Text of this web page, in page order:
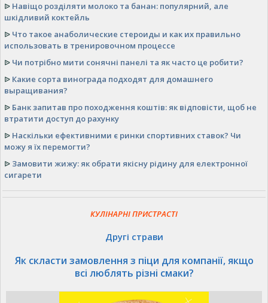
ᐉ Навіщо розділяти молоко та банан: популярний, але
шкідливий коктейль
ᐉ Что такое анаболические стероиды и как их правильно
использовать в тренировочном процессе
ᐉ Чи потрібно мити сонячні панелі та як часто це робити?
ᐉ Какие сорта винограда подходят для домашнего
выращивания?
ᐉ Банк запитав про походження коштів: як відповісти, щоб не
втратити доступ до рахунку
ᐉ Наскільки ефективними є ринки спортивних ставок? Чи
можу я їх перемогти?
ᐉ Замовити жижу: як обрати якісну рідину для електронної
сигарети
КУЛІНАРНІ ПРИСТРАСТІ
Другі страви
Як скласти замовлення з піци для компанії, якщо
всі люблять різні смаки?